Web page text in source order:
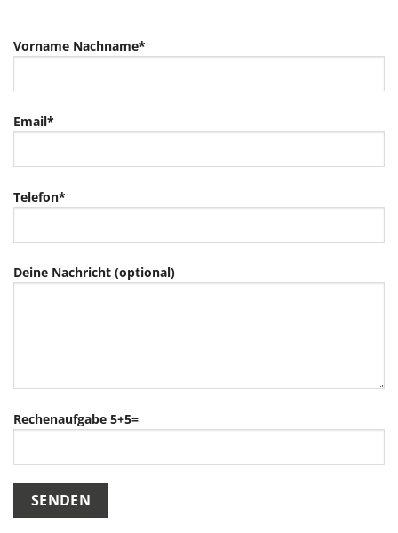
Vorname Nachname*
Email*
Telefon*
Deine Nachricht (optional)
Rechenaufgabe 5+5=